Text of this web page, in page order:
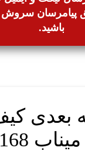
پیامرسان سروش
باشید.
بعدی
168